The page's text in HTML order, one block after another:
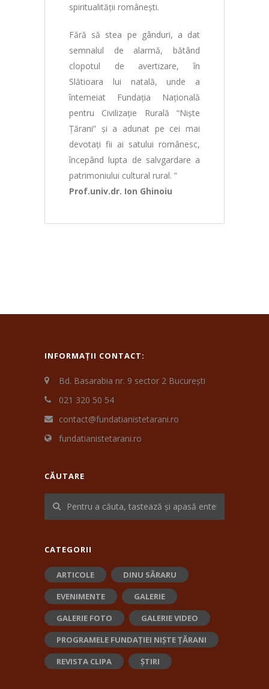
spiritualităţii româneşti.
Fără să stea pe gânduri, a dat
semnalul de alarmă, bătând
clopotul de avertizare, în
Slătioara lui natală, unde a
întemeiat Fundaţia Naţională
pentru Civilizaţie Rurală “Nişte
Ţărani” şi a adunat pe cei mai
devotaţi fii ai satului românesc,
începând lupta de salvgardare a
patrimoniului cultural rural. ”
Prof.univ.dr. Ion Ghinoiu
INFORMAȚII CONTACT:
Bd. Basarabia nr. 9 sector 2 București
021 320 50 54
contact@fundatianistetarani.ro
fundatianistetarani.ro
CĂUTARE
CATEGORII
ARTICOLE
DINU SĂRARU
EVENIMENTE
GALERIE
GALERIE FOTO
GALERIE VIDEO
PROGRAMELE FUNDAȚIEI NIȘTE ȚĂRANI
REVISTA CLIPA
ȘTIRI